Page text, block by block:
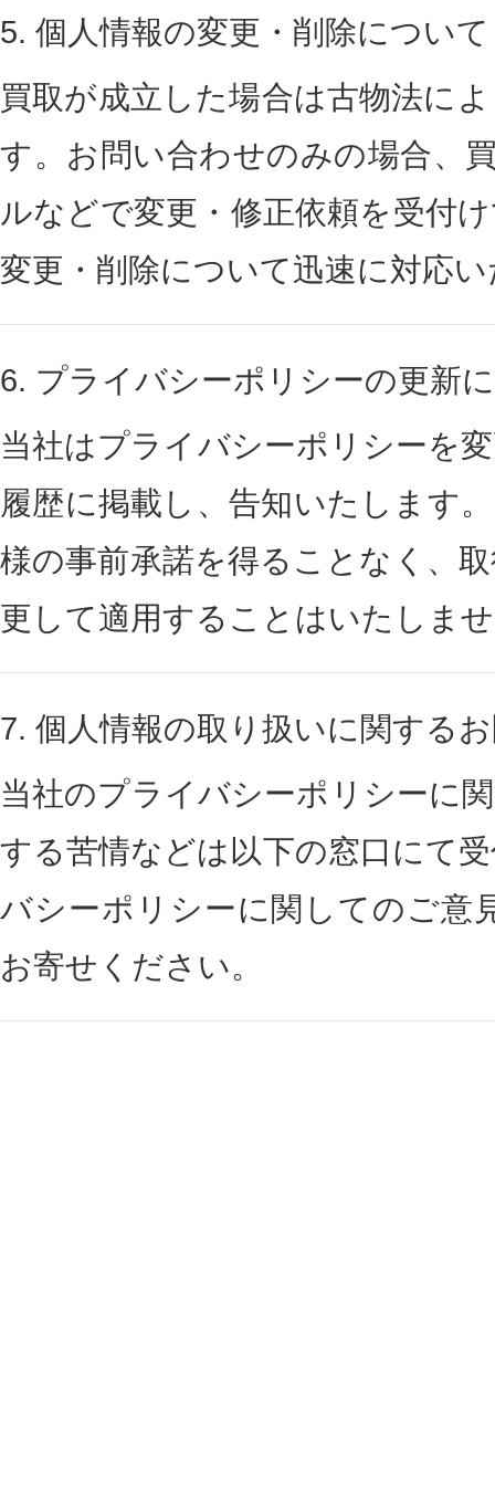
5. 個人情報の変更・削除について
買取が成立した場合は古物法に
す。お問い合わせのみの場合、
ルなどで変更・修正依頼を受付
変更・削除について迅速に対応
6. プライバシーポリシーの更新
当社はプライバシーポリシーを
履歴に掲載し、告知いたします
様の事前承諾を得ることなく、
更して適用することはいたしま
7. 個人情報の取り扱いに関する
当社のプライバシーポリシーに
する苦情などは以下の窓口にて
バシーポリシーに関してのご意
お寄せください。